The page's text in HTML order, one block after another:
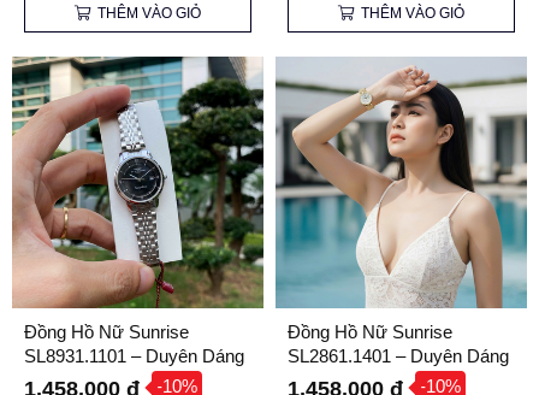
THÊM VÀO GIỎ THÊM VÀO GIỎ
Đồng Hồ Nữ Sunrise
SL8931.1101 – Duyên Dáng
và Thanh Lịch
1,458,000 đ -10%
Đồng Hồ Nữ Sunrise
SL2861.1401 – Duyên Dáng
và Thanh Lịch
1,458,000 đ -10%